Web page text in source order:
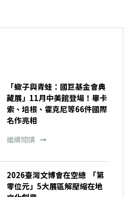
「蠍子與青蛙：國巨基金會典
藏展」11月中美館登場！畢卡
索、培根、霍克尼等66件國際
名作亮相
繼續閱讀
2026臺灣文博會在空總 「第
零位元」5大展區解壓縮在地